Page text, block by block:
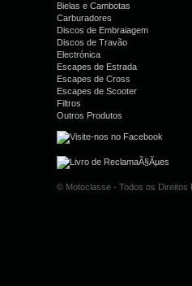
Bielas e Cambotas
Carburadores
Discos de Embraiagem
Discos de Travão
Electrónica
Escapes de Estrada
Escapes de Cross
Escapes de Scooter
Filtros
Outros Produtos
© Motoclasse - Todos os Direitos